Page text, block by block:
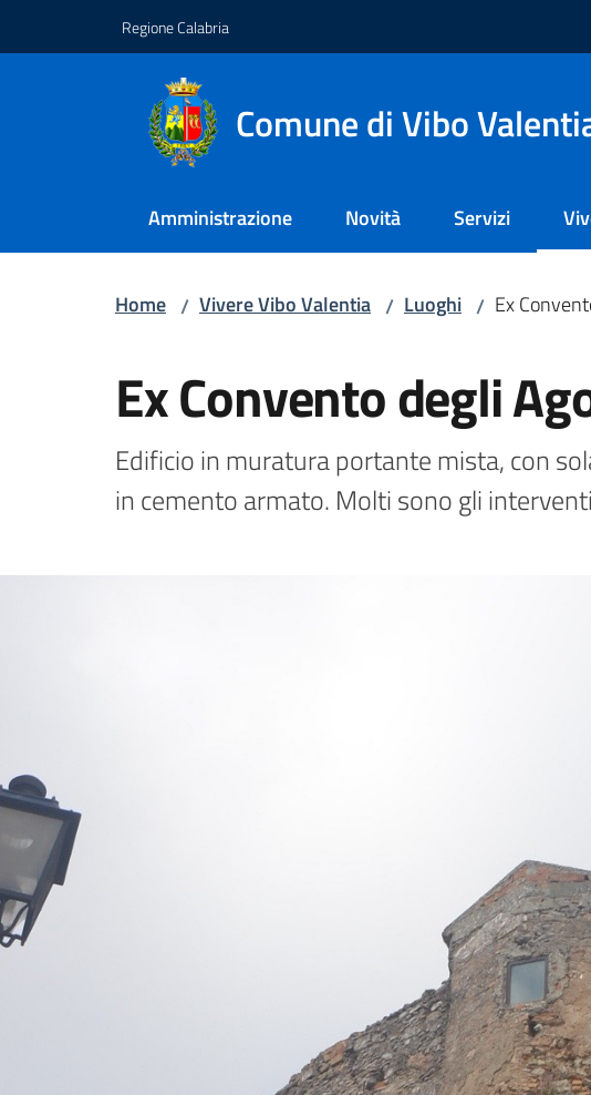
Regione Calabria
Comune di Vibo
Amministrazione Novità Servizi
Home / Vivere Vibo Valentia / Luoghi / Ex
Ex Convento degli
Edificio in muratura portante mista, con
in cemento armato. Molti sono gli